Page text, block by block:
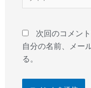
次回のコメン
自分の名前、メー
る。